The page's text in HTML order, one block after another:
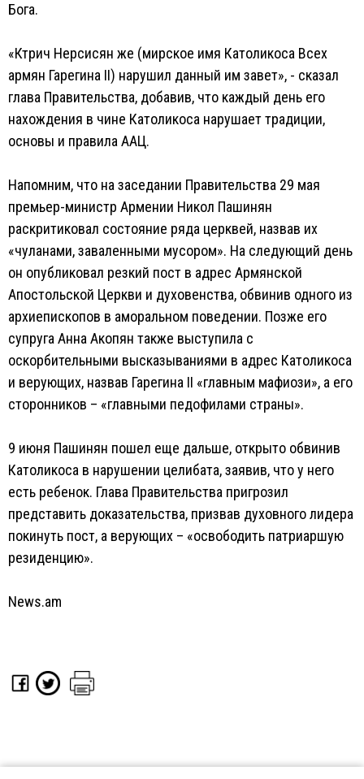
Бога.
«Ктрич Нерсисян же (мирское имя Католикоса Всех
армян Гарегина II) нарушил данный им завет», - сказал
глава Правительства, добавив, что каждый день его
нахождения в чине Католикоса нарушает традиции,
основы и правила ААЦ.
Напомним, что на заседании Правительства 29 мая
премьер-министр Армении Никол Пашинян
раскритиковал состояние ряда церквей, назвав их
«чуланами, заваленными мусором». На следующий день
он опубликовал резкий пост в адрес Армянской
Апостольской Церкви и духовенства, обвинив одного из
архиепископов в аморальном поведении. Позже его
супруга Анна Акопян также выступила с
оскорбительными высказываниями в адрес Католикоса
и верующих, назвав Гарегина II «главным мафиози», а его
сторонников – «главными педофилами страны».
9 июня Пашинян пошел еще дальше, открыто обвинив
Католикоса в нарушении целибата, заявив, что у него
есть ребенок. Глава Правительства пригрозил
представить доказательства, призвав духовного лидера
покинуть пост, а верующих – «освободить патриаршую
резиденцию».
News.am